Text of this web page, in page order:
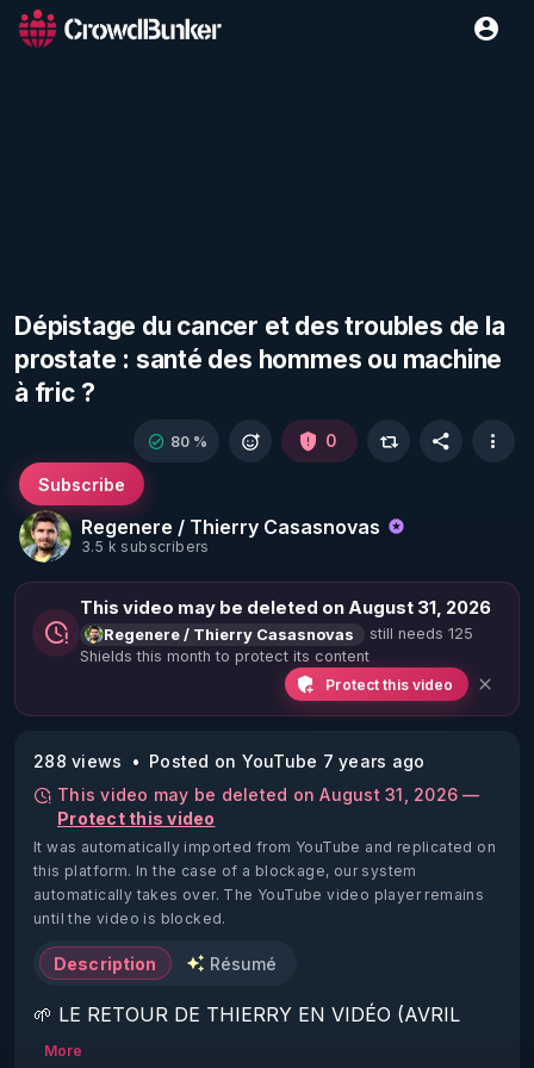
Dépistage du cancer et des troubles de la
prostate : santé des hommes ou machine
à fric ?
Regenere / Thierry Casasnovas
3.5 k subscribers
Subscribe
80 % 0
This video may be deleted on August 31, 2026
Regenere / Thierry Casasnovas
still needs 125
Shields this month to protect its content
Protect this video
288 views
Posted on YouTube 7 years ago
This video may be deleted on August 31, 2026 —
Protect this video
It was automatically imported from YouTube and replicated on
this platform. In the case of a blockage, our system
automatically takes over. The YouTube video player remains
until the video is blocked.
Description Résumé
🌱 LE RETOUR DE THIERRY EN VIDÉO (AVRIL
2022)!
More